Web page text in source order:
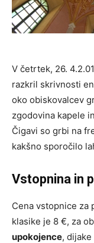
V četrtek, 26.
razkril skrivnosti
oko obiskovalcev
zgodovina kapele
Čigavi so grbi na
kakšno sporočilo
Vstopnina in
Cena vstopnice za
klasike je 8 €, za
upokojence,